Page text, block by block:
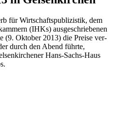
für Wirt­schaftspubli­zistik, dem
(IHKs) ausgeschriebenen
(9. Oktober 2013) die Preise ver­
durch den Abend führte,
Hans-Sachs-Haus